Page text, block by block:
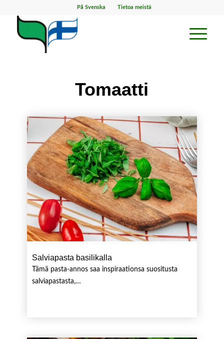
På Svenska Tietoa meistä
Tomaatti
Salviapasta basilikalla
Tämä pasta-annos saa inspiraationsa suositusta
salviapastasta,…